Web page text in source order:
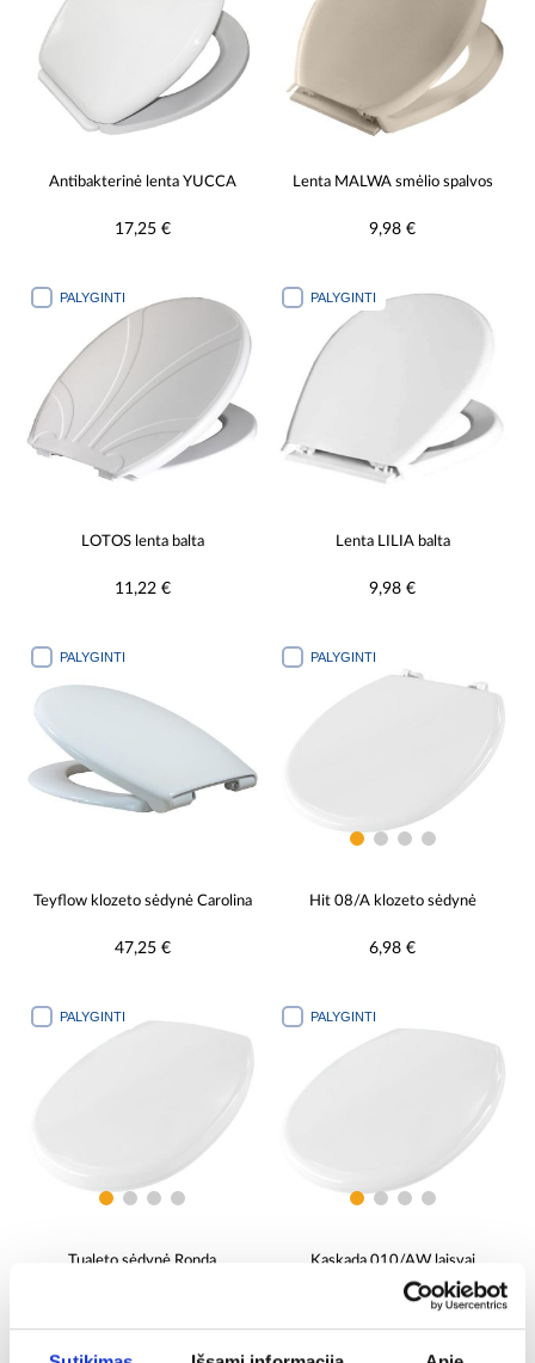
Antibakterinė lenta YUCCA
17,25 €
Lenta MALWA smėlio spalvos
9,98 €
PALYGINTI
LOTOS lenta balta
11,22 €
PALYGINTI
Lenta LILIA balta
9,98 €
PALYGINTI
Teyflow klozeto sėdynė Carolina
47,25 €
PALYGINTI
Hit 08/A klozeto sėdynė
6,98 €
PALYGINTI
Tualeto sėdynė Ronda
PALYGINTI
Kaskada 010/AW laisvai
krintanti lenta su vyriais